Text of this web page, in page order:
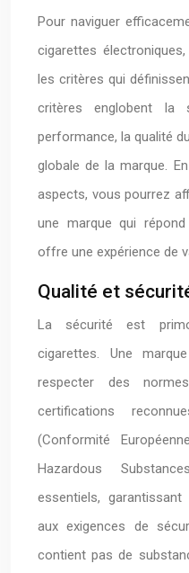
Pour naviguer
cigarettes
les critères qui
critères englobent la
performance, la qualité
globale de la marque.
aspects, vous pourrez
une marque qui
offre une expérience de
Qualité et
La sécurité est
cigarettes. Une
respecter des
certifications
(Conformité
Hazardous
essentiels,
aux exigences de
contient pas de